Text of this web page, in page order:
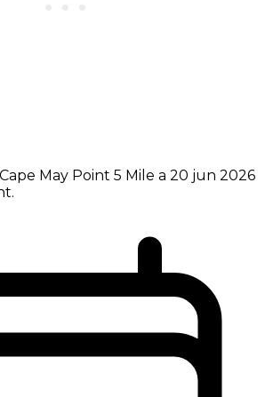
May Point 5 Mile a 20 jun 2026